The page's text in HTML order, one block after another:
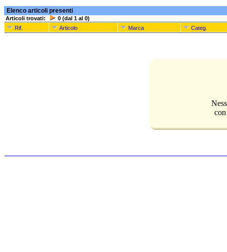
Elenco articoli presenti
Articoli trovati:
0 (dal 1 al 0)
Rif.
Articolo Marca Categ.